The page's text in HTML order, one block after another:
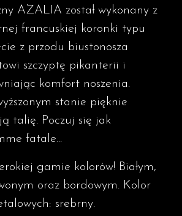
AZALIA został wykonany z
francuskiej koronki typu
z przodu biustonosza
szczyptę pikanterii i
komfort noszenia.
stanie pięknie
talię. Poczuj się jak
fatale...
gamie kolorów! Białym,
oraz bordowym. Kolor
srebrny.